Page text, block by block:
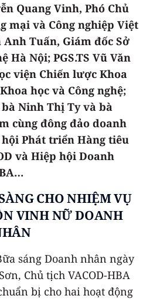
Quang Vinh, Phó Chủ
mại và Công nghiệp Việt
Anh Tuấn, Giám đốc Sở
Hà Nội; PGS.TS Vũ Văn
viện Chiến lược Khoa
học và Công nghệ;
Ninh Thị Ty và bà
cùng đông đảo doanh
Phát triển Hàng tiêu
và Hiệp hội Doanh
CHO NHIỆM VỤ
VINH NỮ DOANH
sáng Doanh nhân ngày
Chủ tịch VACOD-HBA
bị cho hai hoạt động